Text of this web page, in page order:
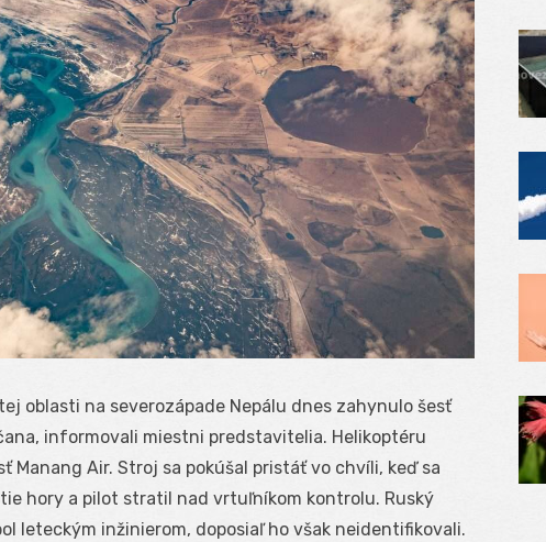
oblasti na severozápade Nepálu dnes zahynulo šesť
informovali miestni predstavitelia. Helikoptéru
Manang Air. Stroj sa pokúšal pristáť vo chvíli, keď sa
hory a pilot stratil nad vrtuľníkom kontrolu. Ruský
leteckým inžinierom, doposiaľ ho však neidentifikovali.